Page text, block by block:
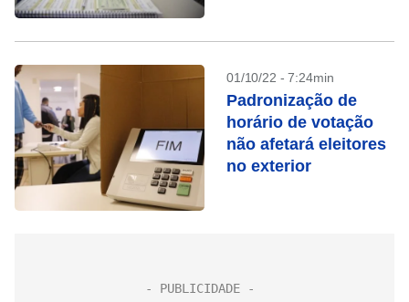
01/10/22 - 7:24min
Padronização de
horário de votação
não afetará eleitores
no exterior